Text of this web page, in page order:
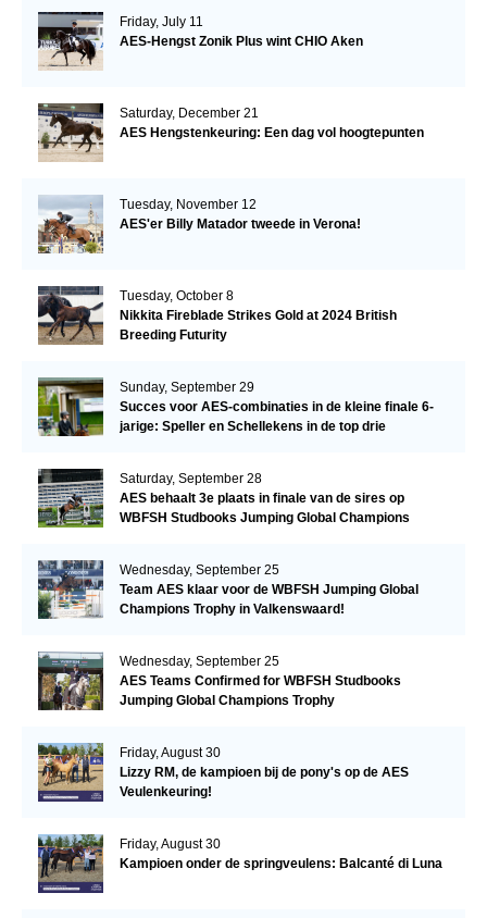
Friday, July 11
AES-Hengst Zonik Plus wint CHIO Aken
Saturday, December 21
AES Hengstenkeuring: Een dag vol hoogtepunten
Tuesday, November 12
AES'er Billy Matador tweede in Verona!
Tuesday, October 8
Nikkita Fireblade Strikes Gold at 2024 British
Breeding Futurity
Sunday, September 29
Succes voor AES-combinaties in de kleine finale 6-
jarige: Speller en Schellekens in de top drie
Saturday, September 28
AES behaalt 3e plaats in finale van de sires op
WBFSH Studbooks Jumping Global Champions
Wednesday, September 25
Team AES klaar voor de WBFSH Jumping Global
Champions Trophy in Valkenswaard!
Wednesday, September 25
AES Teams Confirmed for WBFSH Studbooks
Jumping Global Champions Trophy
Friday, August 30
Lizzy RM, de kampioen bij de pony's op de AES
Veulenkeuring!
Friday, August 30
Kampioen onder de springveulens: Balcanté di Luna